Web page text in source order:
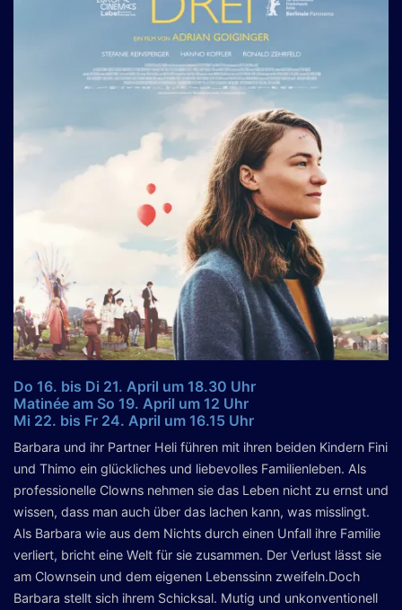
Do 16. bis Di 21. April um 18.30 Uhr
Matinée am So 19. April um 12 Uhr
Mi 22. bis Fr 24. April um 16.15 Uhr
Barbara und ihr Partner Heli führen mit ihren beiden Kindern Fini
und Thimo ein glückliches und liebevolles Familienleben. Als
professionelle Clowns nehmen sie das Leben nicht zu ernst und
wissen, dass man auch über das lachen kann, was misslingt.
Als Barbara wie aus dem Nichts durch einen Unfall ihre Familie
verliert, bricht eine Welt für sie zusammen. Der Verlust lässt sie
am Clownsein und dem eigenen Lebenssinn zweifeln.Doch
Barbara stellt sich ihrem Schicksal. Mutig und unkonventionell